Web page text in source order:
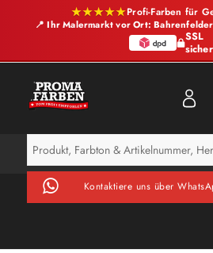
★★★★★Profi-Farben für
📍 Ihr Malermarkt vor Ort:
SSL
sicher
Kontaktiere uns über